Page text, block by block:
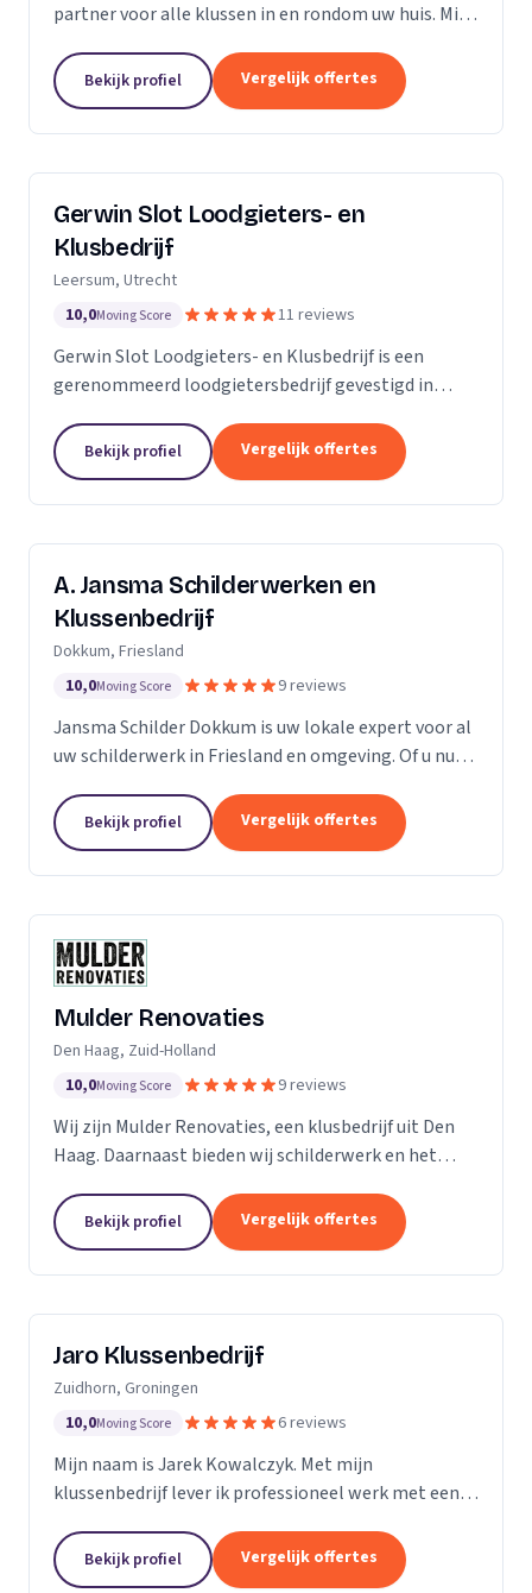
partner voor alle klussen in en rondom uw huis. Mijn
met bijna 20 jaar ervaring in de bouwsector. Ik...
Bekijk profiel Vergelijk offertes
Gerwin Slot Loodgieters- en
Klusbedrijf
Leersum, Utrecht
10,0Moving Score 11 reviews
Gerwin Slot Loodgieters- en Klusbedrijf is een
gerenommeerd loodgietersbedrijf gevestigd in
ons onderscheiden door onze expertise en
toewijding aan...
Bekijk profiel Vergelijk offertes
A. Jansma Schilderwerken en
Klussenbedrijf
Dokkum, Friesland
10,0Moving Score 9 reviews
Jansma Schilder Dokkum is uw lokale expert voor al
uw schilderwerk in Friesland en omgeving. Of u nu
van de vorige bewoners van uw nieuwe huis...
Bekijk profiel Vergelijk offertes
Mulder Renovaties
Den Haag, Zuid-Holland
10,0Moving Score 9 reviews
Wij zijn Mulder Renovaties, een klusbedrijf uit Den
Haag. Daarnaast bieden wij schilderwerk en het
Bekijk profiel Vergelijk offertes
Jaro Klussenbedrijf
Zuidhorn, Groningen
10,0Moving Score 6 reviews
Mijn naam is Jarek Kowalczyk. Met mijn
klussenbedrijf lever ik professioneel werk met een
woning of bedrijfspand binnen enkele dagen
geregeld? Ik...
Bekijk profiel Vergelijk offertes